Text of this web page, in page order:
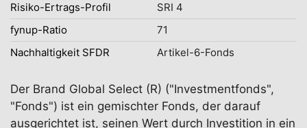
Risiko-Ertrags-Profil
SRI 4
fynup-Ratio
71
Nachhaltigkeit SFDR
Artikel-6-Fonds
Der Brand Global Select (R) ("Investmentfonds",
"Fonds") ist ein gemischter Fonds, der darauf
ausgerichtet ist, seinen Wert durch Investition in ein